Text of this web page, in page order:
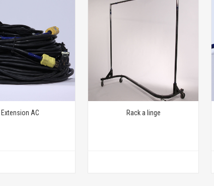
Extension AC Rack a linge